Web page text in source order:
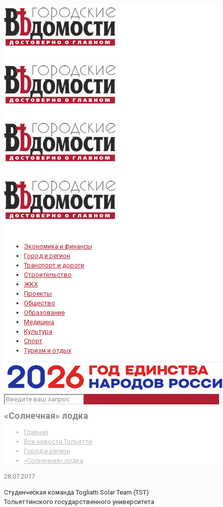
Экономика и финансы
Город и регион
Транспорт и дороги
Строительство
ЖКХ
Проекты
Общество
Образование
Медицина
Культура
Спорт
Туризм и отдых
«Солнечная» лодка
Главная
Все новости Тольятти
Город и регион
«Солнечная» лодка
28.07.2017
Студенческая команда Togliatti Solar Team (TST)
Тольяттинского государственного университета